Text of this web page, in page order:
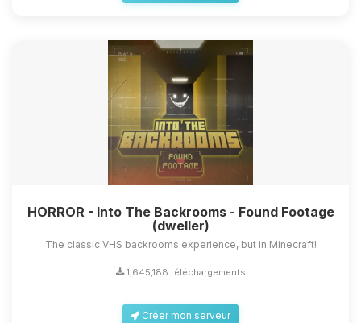
HORROR - Into The Backrooms - Found Footage
(dweller)
The classic VHS backrooms experience, but in Minecraft!
1,645,188 téléchargements
Créer mon serveur